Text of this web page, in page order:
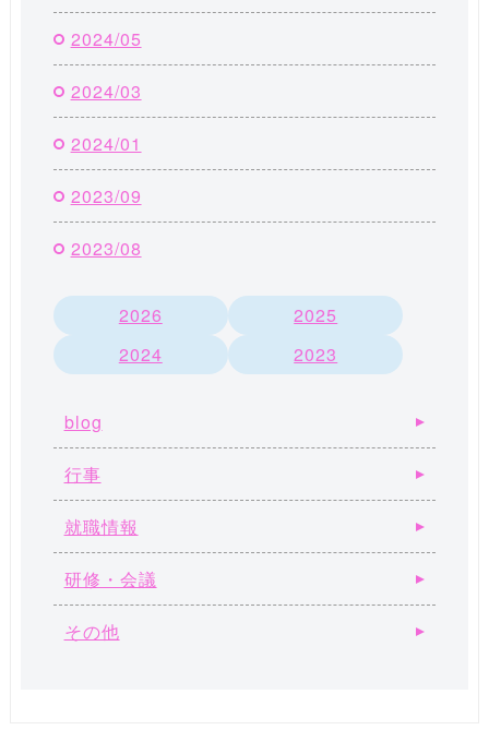
2024/05
2024/03
2024/01
2023/09
2023/08
2026
2025
2024
2023
blog
行事
就職情報
研修・会議
その他